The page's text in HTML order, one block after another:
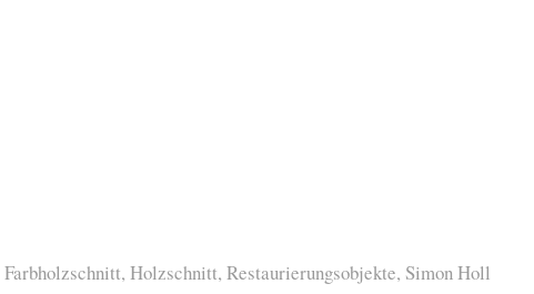
Farbholzschnitt, Holzschnitt, Restaurierungsobjekte, Simon Holl